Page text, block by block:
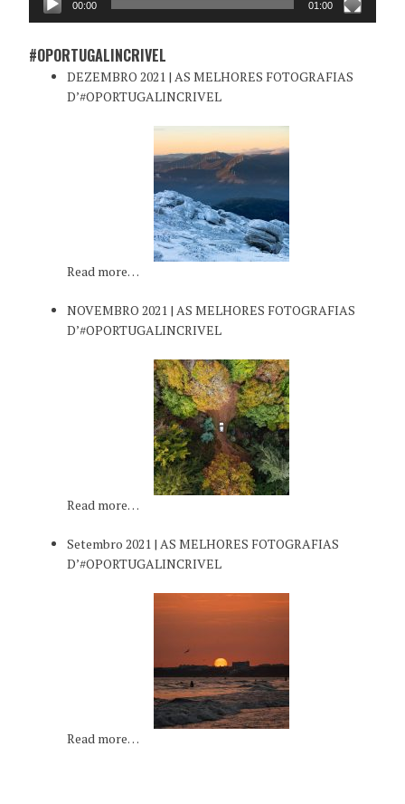
00:00 01:00
#OPORTUGALINCRIVEL
DEZEMBRO 2021 | AS MELHORES FOTOGRAFIAS
D’#OPORTUGALINCRIVEL
Read more…
NOVEMBRO 2021 | AS MELHORES FOTOGRAFIAS
D’#OPORTUGALINCRIVEL
Read more…
Setembro 2021 | AS MELHORES FOTOGRAFIAS
D’#OPORTUGALINCRIVEL
Read more…